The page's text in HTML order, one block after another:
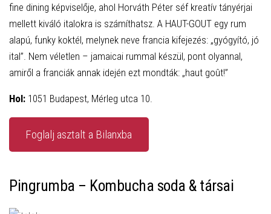
fine dining képviselője, ahol Horváth Péter séf kreatív tányérjai
mellett kiváló italokra is számíthatsz. A HAUT-GOUT egy rum
alapú, funky koktél, melynek neve francia kifejezés: „gyógyító, jó
ital”. Nem véletlen – jamaicai rummal készül, pont olyannal,
amiről a franciák annak idején ezt mondták: „haut goût!”
Hol: 1051 Budapest, Mérleg utca 10.
Foglalj asztalt a Bilanxba
Pingrumba – Kombucha soda & társai